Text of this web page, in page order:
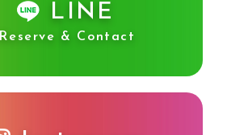
LINE
Reserve & Contact